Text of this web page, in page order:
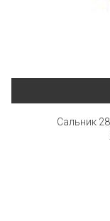
Сальник